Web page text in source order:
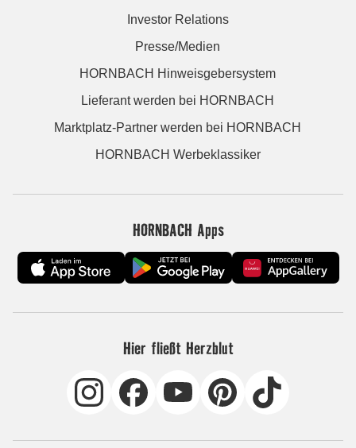
Investor Relations
Presse/Medien
HORNBACH Hinweisgebersystem
Lieferant werden bei HORNBACH
Marktplatz-Partner werden bei HORNBACH
HORNBACH Werbeklassiker
HORNBACH Apps
Hier fließt Herzblut